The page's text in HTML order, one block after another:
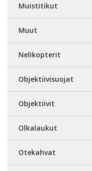
Muistitikut
Muut
Nelikopterit
Objektiivisuojat
Objektiivit
Olkalaukut
Otekahvat